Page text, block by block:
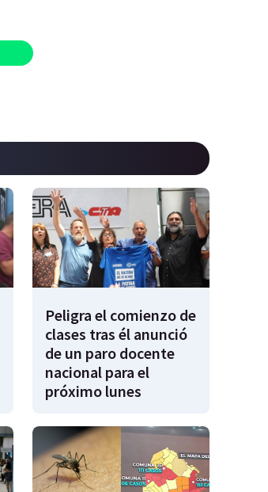
Peligra el comienzo de
clases tras él anunció
de un paro docente
nacional para el
próximo lunes